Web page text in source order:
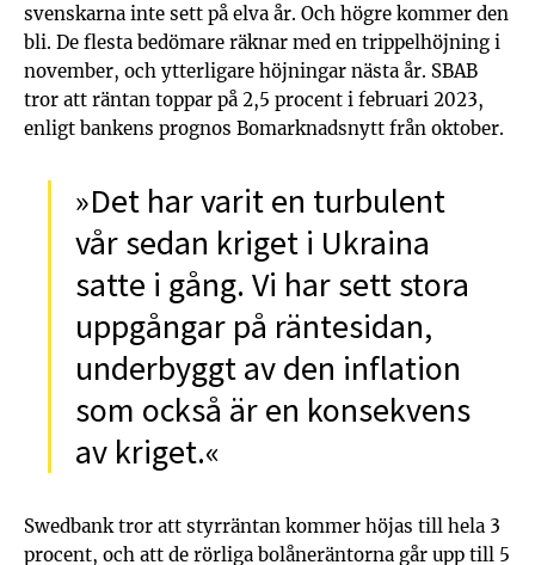
svenskarna inte sett på elva år. Och högre kommer den
bli. De flesta bedömare räknar med en trippelhöjning i
november, och ytterligare höjningar nästa år. SBAB
tror att räntan toppar på 2,5 procent i februari 2023,
enligt bankens prognos Bomarknadsnytt från oktober.
»Det har varit en turbulent
vår sedan kriget i Ukraina
satte i gång. Vi har sett stora
uppgångar på räntesidan,
underbyggt av den inflation
som också är en konsekvens
av kriget.«
Swedbank tror att styrräntan kommer höjas till hela 3
procent, och att de rörliga bolåneräntorna går upp till 5